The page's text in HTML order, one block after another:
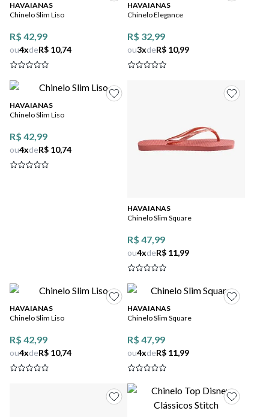
HAVAIANAS
Chinelo Slim Liso
R$ 42,99
ou4xdeR$ 10,74
HAVAIANAS
Chinelo Elegance
R$ 32,99
ou3xdeR$ 10,99
HAVAIANAS
Chinelo Slim Liso
R$ 42,99
ou4xdeR$ 10,74
HAVAIANAS
Chinelo Slim Square
R$ 47,99
ou4xdeR$ 11,99
HAVAIANAS
Chinelo Slim Liso
R$ 42,99
ou4xdeR$ 10,74
HAVAIANAS
Chinelo Slim Square
R$ 47,99
ou4xdeR$ 11,99